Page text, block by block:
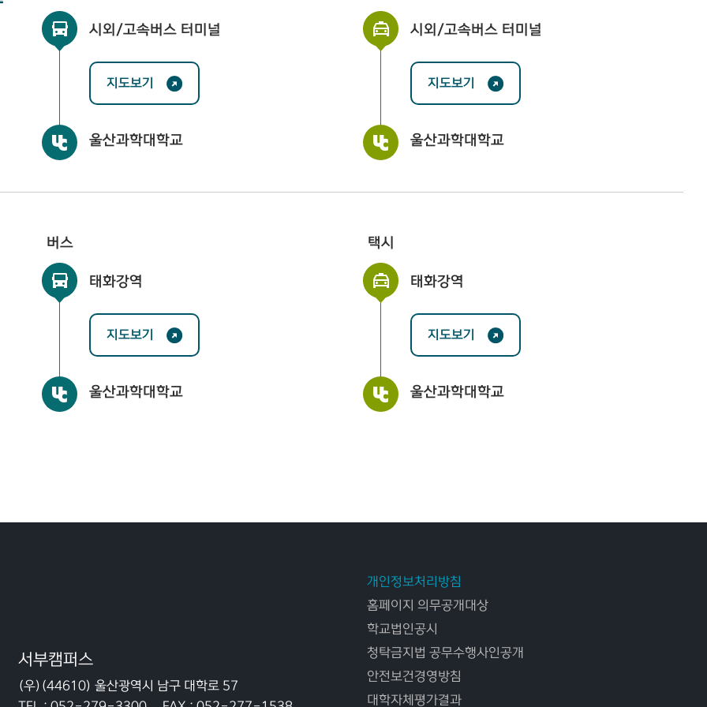
시외/고속버스 터미널
지도보기
울산과학대학교
시외/고속버스 터미널
지도보기
울산과학대학교
버스
태화강역
지도보기
울산과학대학교
택시
태화강역
지도보기
울산과학대학교
서부캠퍼스
(우)(44610) 울산광역시 남구 대학로 57
개인정보처리방침
홈페이지 의무공개대상
학교법인공시
청탁금지법 공무수행사인공개
안전보건경영방침
대학자체평가결과